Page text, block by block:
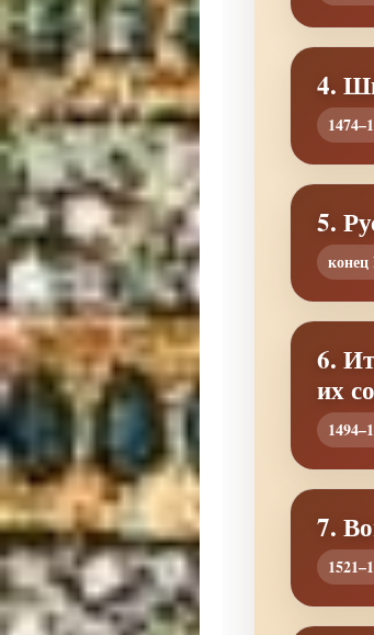
4.
5.
6.
их
7.